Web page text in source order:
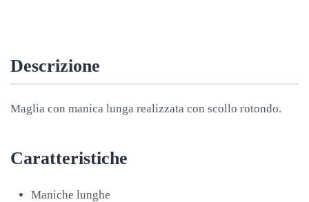
Descrizione
Maglia con manica lunga realizzata con scollo rotondo.
Caratteristiche
Maniche lunghe